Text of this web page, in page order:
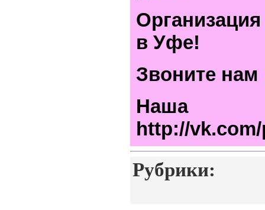
в Уфе!
Звоните нам
Наша
http://
Рубрики: